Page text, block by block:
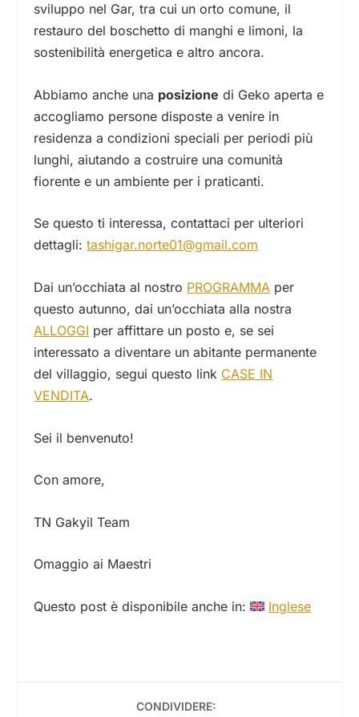
sviluppo nel Gar, tra cui un orto comune, il
restauro del boschetto di manghi e limoni, la
sostenibilità energetica e altro ancora.
Abbiamo anche una posizione di Geko aperta e
accogliamo persone disposte a venire in
residenza a condizioni speciali per periodi più
lunghi, aiutando a costruire una comunità
fiorente e un ambiente per i praticanti.
Se questo ti interessa, contattaci per ulteriori
dettagli:tashigar.norte01@gmail.com
Dai un’occhiata al nostro PROGRAMMA per
questo autunno, dai un’occhiata alla nostra
ALLOGGI per affittare un posto e, se sei
interessato a diventare un abitante permanente
del villaggio, segui questo link CASE IN
VENDITA.
Sei il benvenuto!
Con amore,
TN Gakyil Team
Omaggio ai Maestri
Questo post è disponibile anche in: Inglese
CONDIVIDERE: